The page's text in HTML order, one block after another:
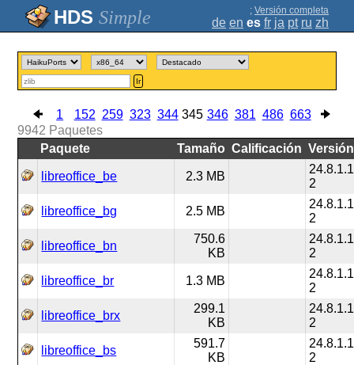
Simple ; Versión completa
de en es fr ja pt ru zh
Ir
1 152 259 323 344 345 346 381 486 663
9942 Paquetes
Paquete
Tamaño Calificación Versión
libreoffice_be 2.3 MB
2
libreoffice_bg 2.5 MB
2
libreoffice_bn
750.6
KB
2
libreoffice_br 1.3 MB
2
libreoffice_brx
299.1
KB
2
libreoffice_bs
591.7
KB
2